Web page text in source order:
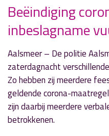
« Vorig nieuwsbericht
Aanleg CO2 leiding
glastuinbouw
11 december 2020
» Volgend nieuwsbericht
Kwekers pakken uit
14 december 2020
Beëindiging
inbeslagname
Aalsmeer – De politie
zaterdagnacht
Zo hebben zij meerdere
geldende corona-
zijn daarbij meerdere
betrokkenen.